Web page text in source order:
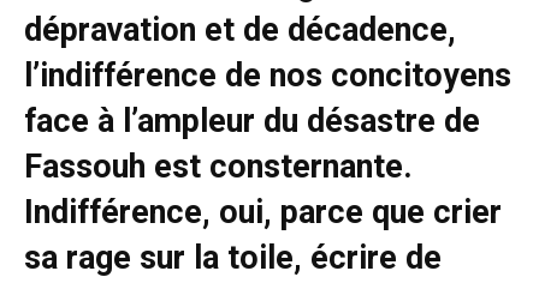
dépravation et de décadence,
l’indifférence de nos concitoyens
face à l’ampleur du désastre de
Fassouh est consternante.
Indifférence, oui, parce que crier
sa rage sur la toile, écrire de